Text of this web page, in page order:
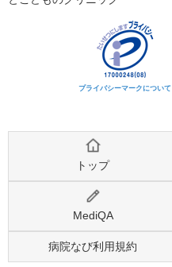
プライバシーマークについて
トップ
MediQA
病院なび利用規約